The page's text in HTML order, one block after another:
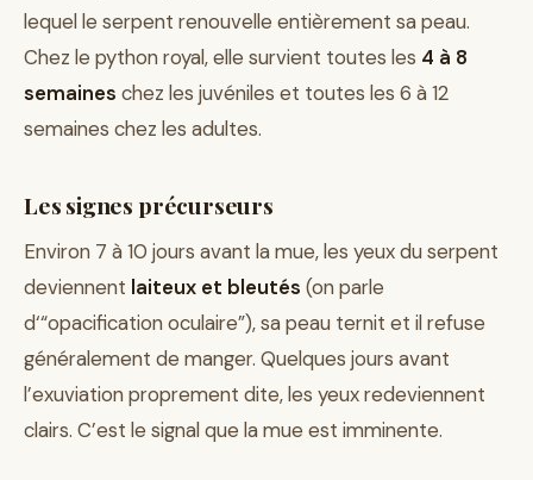
lequel le serpent renouvelle entièrement sa peau.
Chez le python royal, elle survient toutes les 4 à 8
semaines chez les juvéniles et toutes les 6 à 12
semaines chez les adultes.
Les signes précurseurs
Environ 7 à 10 jours avant la mue, les yeux du serpent
deviennent laiteux et bleutés (on parle
d‘“opacification oculaire”), sa peau ternit et il refuse
généralement de manger. Quelques jours avant
l’exuviation proprement dite, les yeux redeviennent
clairs. C’est le signal que la mue est imminente.